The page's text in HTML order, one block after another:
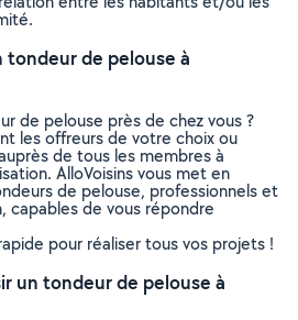
de pelouse à
de pelouse près de chez vous ?
les offreurs de votre choix ou
de tous les membres à
AlloVoisins vous met en
de pelouse, professionnels et
capables de vous répondre
pour réaliser tous vos projets !
un tondeur de pelouse à